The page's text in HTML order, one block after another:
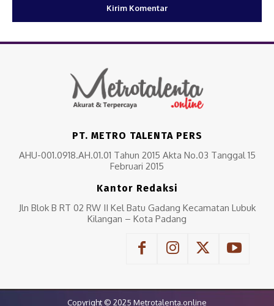
PT. METRO TALENTA PERS
AHU-001.0918.AH.01.01 Tahun 2015 Akta No.03 Tanggal 15
Februari 2015
Kantor Redaksi
Jln Blok B RT 02 RW II Kel Batu Gadang Kecamatan Lubuk
Kilangan – Kota Padang
Copyright © 2025 Metrotalenta.online